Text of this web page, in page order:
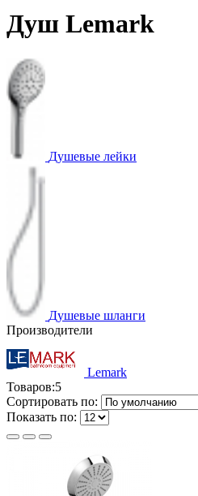
Душ Lemark
Душевые лейки
Душевые шланги
Производители
Lemark
Товаров:5
Сортировать по:
Показать по: